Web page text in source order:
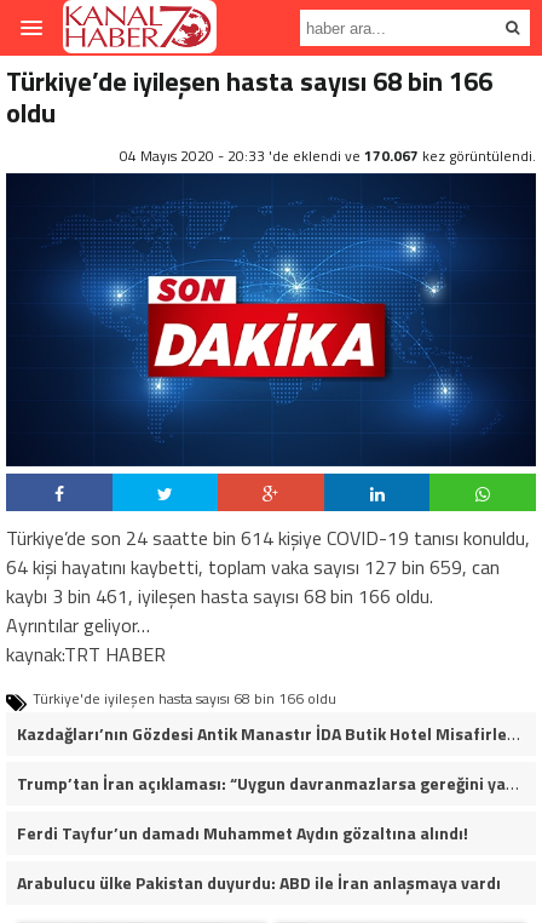
Türkiye’de iyileşen hasta sayısı 68 bin 166
oldu
04 Mayıs 2020 - 20:33 'de eklendi ve 170.067 kez görüntülendi.
Türkiye’de son 24 saatte bin 614 kişiye COVID-19 tanısı konuldu,
64 kişi hayatını kaybetti, toplam vaka sayısı 127 bin 659, can
kaybı 3 bin 461, iyileşen hasta sayısı 68 bin 166 oldu.
Ayrıntılar geliyor…
kaynak:TRT HABER
Türkiye'de iyileşen hasta sayısı 68 bin 166 oldu
Kazdağları’nın Gözdesi Antik Manastır İDA Butik Hotel Misafirlerinden Tam Not Alıyor
Trump’tan İran açıklaması: “Uygun davranmazlarsa gereğini yaparım”
Ferdi Tayfur’un damadı Muhammet Aydın gözaltına alındı!
Arabulucu ülke Pakistan duyurdu: ABD ile İran anlaşmaya vardı